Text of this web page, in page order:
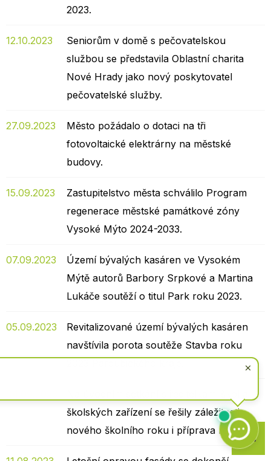
2023.
12.10.2023
Seniorům v domě s pečovatelskou
službou se představila Oblastní charita
Nové Hrady jako nový poskytovatel
pečovatelské služby.
27.09.2023
Město požádalo o dotaci na tři
fotovoltaické elektrárny na městské
budovy.
15.09.2023
Zastupitelstvo města schválilo Program
regenerace městské památkové zóny
Vysoké Mýto 2024-2033.
07.09.2023
Území bývalých kasáren ve Vysokém
Mýtě autorů Barbory Srpkové a Martina
Lukáče soutěží o titul Park roku 2023.
05.09.2023
Revitalizované území bývalých kasáren
navštívila porota soutěže Stavba roku
školských zařízení se řešily záležitosti
nového školního roku i příprava rozpočtu.
Zpět
na
začátek